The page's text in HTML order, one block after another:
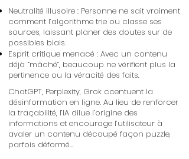
Neutralité illusoire : Personne ne sait vraiment
comment l’algorithme trie ou classe ses
sources, laissant planer des doutes sur de
possibles biais.
Esprit critique menacé : Avec un contenu
déjà “mâché”, beaucoup ne vérifient plus la
pertinence ou la véracité des faits.
ChatGPT, Perplexity, Grok ccentuent la
désinformation en ligne. Au lieu de renforcer
la traçabilité, l’IA dilue l’origine des
informations et encourage l’utilisateur à
avaler un contenu découpé façon puzzle,
parfois déformé…